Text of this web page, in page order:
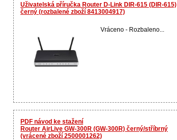
Uživatelská příručka Router D-Link DIR-615 (DIR-615)
černý (rozbalené zboží 8413004917)
Vráceno - Rozbaleno...
PDF návod ke stažení
Router AirLive GW-300R (GW-300R) černý/stříbrný
(vrácené zboží 2500001262)